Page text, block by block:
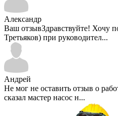
Александр
Ваш отзывЗдравствуйте! Хочу
Третьяков) при руководител...
Андрей
Не мог не оставить отзыв о
сказал мастер насос н...